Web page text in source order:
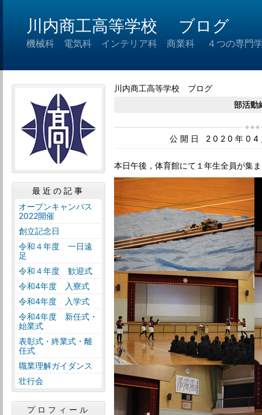
川内商工高等学校 ブログ
機械科 電気科 インテリア科 商業科 ４つの専門学
川内商工高等学校 ブログ
部活動
公開日 2020年
本日午後，体育館にて１年生全員が集
最近の記事
オープンキャンパス
2022開催
創立記念日
令和４年度 一日遠
足
令和４年度 歓迎式
令和4年度 入寮式
令和4年度 入学式
令和4年度 新任式・
始業式
表彰式・終業式・離
任式
職業理解ガイダンス
壮行会
プロフィール